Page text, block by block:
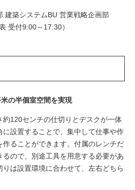
建築システムBU 営業戦略企画部
受付9:00～17:30）
の半個室空間を実現
120センチの仕切りとデスクが一体
に設置することで、集中して仕事や作
ることができます。付属のレンチだ
ので、別途工具を用意する必要があ
りは設置環境に合わせて、左右どちら